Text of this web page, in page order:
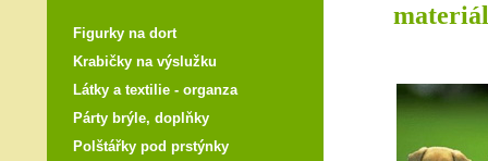
Figurky na dort
Krabičky na výslužku
Látky a textilie - organza
Párty brýle, doplňky
Polštářky pod prstýnky